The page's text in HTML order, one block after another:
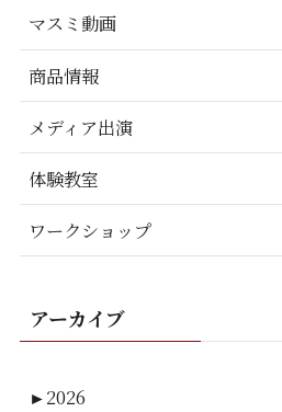
マスミ動画
商品情報
メディア出演
体験教室
ワークショップ
アーカイブ
►2026